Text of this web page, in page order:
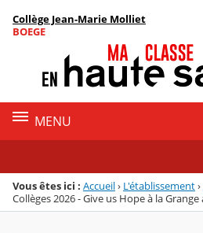
Menu de la rubrique
Contenu
Collège Jean-Marie Molliet
BOEGE
MENU
Vous êtes ici : Accueil› L'établissement›
Collèges 2026 - Give us Hope à la Grange